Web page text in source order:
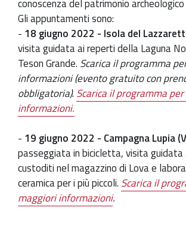
conoscenza del patrimonio
Gli appuntamenti sono:
- 18 giugno 2022 - Isola del
visita guidata ai reperti della Laguna
Teson Grande. Scarica il programma
informazioni (evento gratuito con
obbligatoria). Scarica il programma
informazioni.
- 19 giugno 2022 - Campagna Lupia
passeggiata in bicicletta, visita guidata
custoditi nel magazzino di Lova e
ceramica per i più piccoli. Scarica il
maggiori informazioni.